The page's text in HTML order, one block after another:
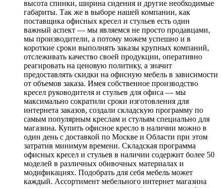
высота спинки, ширина сидения и другие необходимые
габариты. Так же в выборе нашей компании, как
поставщика офисных кресел и стульев есть один
важный аспект — мы являемся не просто продавцами,
мы производители, а потому можем успешно и в
короткие сроки выполнять заказы крупных компаний,
отслеживать качество своей продукции, оперативно
реагировать на ценовую политику, а значит
предоставлять скидки на офисную мебель в зависимости
от объемов заказа. Имея собственное производство
кресел руководителя и стульев для офиса — мы
максимально сократили сроки изготовления для
интернета заказов, создали складскую программу по
самым популярным креслам и стульям специально для
магазина. Купить офисное кресло в наличии можно в
один день с доставкой по Москве и Области при этом
затратив минимум времени. Складская программа
офисных кресел и стульев в наличии содержит более 50
моделей в различных обивочных материалах и
модификациях. Подобрать для себя мебель может
каждый. Ассортимент мебельного интернет магазина